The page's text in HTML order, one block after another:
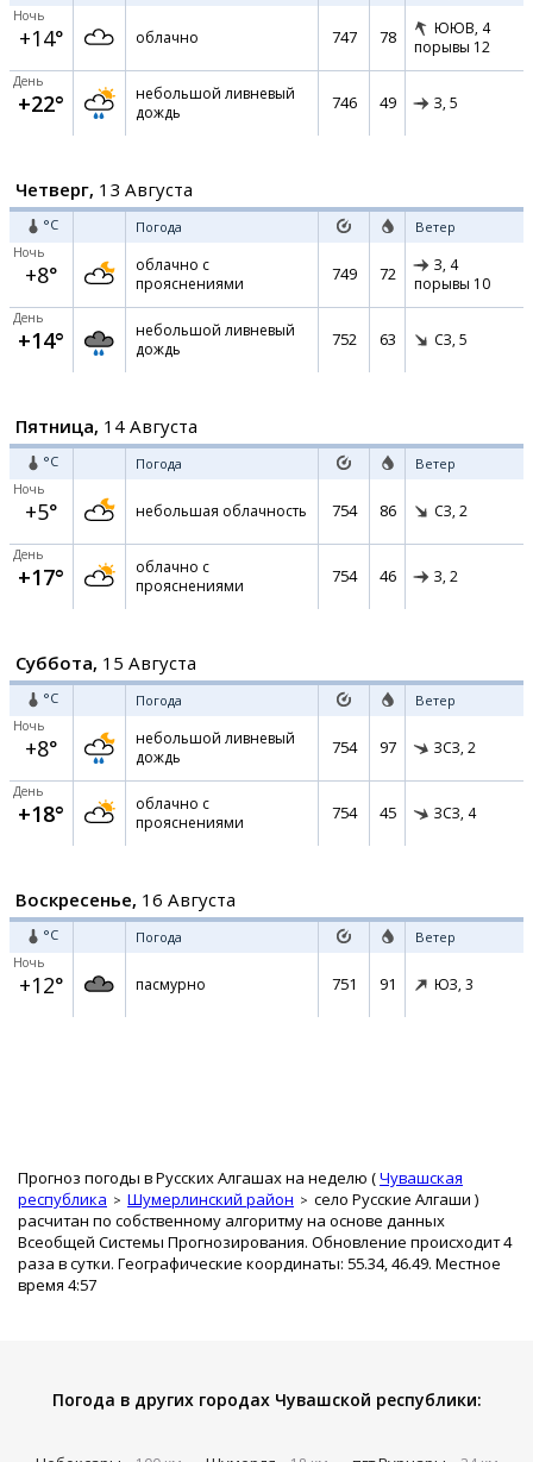
Ночь
+14° облачно 747 78 ЮЮВ, 4
порывы 12
День
+22°
небольшой ливневый
дождь
746 49 З, 5
Четверг, 13 Августа
°C Погода Ветер
Ночь
+8°
облачно с
прояснениями
749 72 З, 4
порывы 10
День
+14°
небольшой ливневый
дождь
752 63 СЗ, 5
Пятница, 14 Августа
°C Погода Ветер
Ночь
+5° небольшая облачность 754 86 СЗ, 2
День
+17°
облачно с
прояснениями
754 46 З, 2
Суббота, 15 Августа
°C Погода Ветер
Ночь
+8°
небольшой ливневый
дождь
754 97 ЗСЗ, 2
День
+18°
облачно с
прояснениями
754 45 ЗСЗ, 4
Воскресенье, 16 Августа
°C Погода Ветер
Ночь
+12° пасмурно 751 91 ЮЗ, 3
Прогноз погоды в Русских Алгашах на неделю (Чувашская
республика
Шумерлинский район село Русские Алгаши )
расчитан по собственному алгоритму на основе данных
Всеобщей Системы Прогнозирования. Обновление происходит 4
раза в сутки. Географические координаты: 55.34, 46.49. Местное
время 4:57
Погода в других городах Чувашской республики: